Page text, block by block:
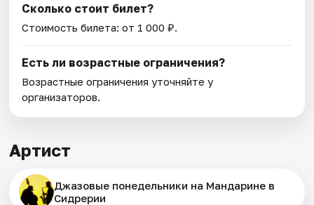
Сколько стоит билет?
Стоимость билета: от 1 000 ₽.
Есть ли возрастные ограничения?
Возрастные ограничения уточняйте у
организаторов.
Артист
Джазовые понедельники на Мандарине в
Сидрерии